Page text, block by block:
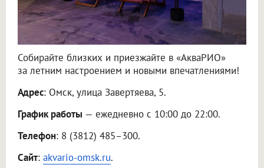
Собирайте близких и приезжайте в «АкваРИО»
за летним настроением и новыми впечатлениями!
Адрес: Омск, улица Завертяева, 5.
График работы — ежедневно с 10:00 до 22:00.
Телефон: 8 (3812) 485–300.
Сайт: akvario-omsk.ru.